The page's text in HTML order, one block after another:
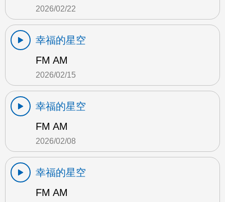
2026/02/22
幸福的星空
FM AM
2026/02/15
幸福的星空
FM AM
2026/02/08
幸福的星空
FM AM